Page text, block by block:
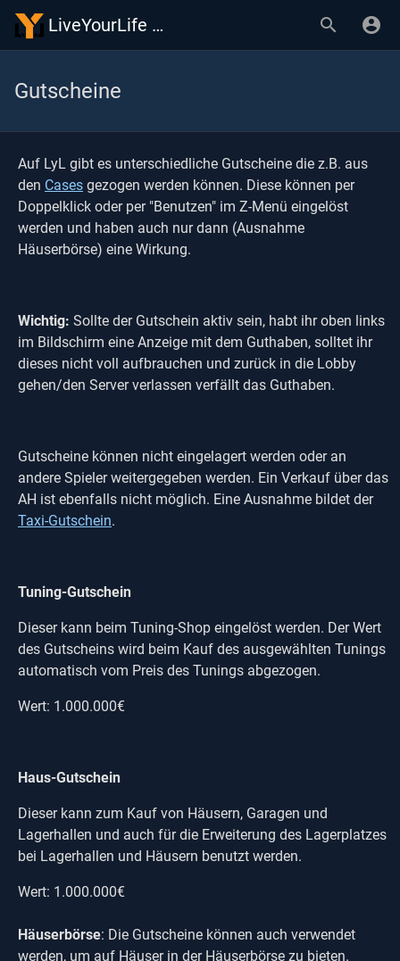
LiveYourLife Wiki
Gutscheine
Auf LyL gibt es unterschiedliche Gutscheine die z.B. aus
den Cases gezogen werden können. Diese können per
Doppelklick oder per "Benutzen" im Z-Menü eingelöst
werden und haben auch nur dann (Ausnahme
Häuserbörse) eine Wirkung.
Wichtig: Sollte der Gutschein aktiv sein, habt ihr oben links
im Bildschirm eine Anzeige mit dem Guthaben, solltet ihr
dieses nicht voll aufbrauchen und zurück in die Lobby
gehen/den Server verlassen verfällt das Guthaben.
Gutscheine können nicht eingelagert werden oder an
andere Spieler weitergegeben werden. Ein Verkauf über das
AH ist ebenfalls nicht möglich. Eine Ausnahme bildet der
Taxi-Gutschein.
Tuning-Gutschein
Dieser kann beim Tuning-Shop eingelöst werden. Der Wert
des Gutscheins wird beim Kauf des ausgewählten Tunings
automatisch vom Preis des Tunings abgezogen.
Wert: 1.000.000€
Haus-Gutschein
Dieser kann zum Kauf von Häusern, Garagen und
Lagerhallen und auch für die Erweiterung des Lagerplatzes
bei Lagerhallen und Häusern benutzt werden.
Wert: 1.000.000€
Häuserbörse: Die Gutscheine können auch verwendet
werden, um auf Häuser in der Häuserbörse zu bieten.